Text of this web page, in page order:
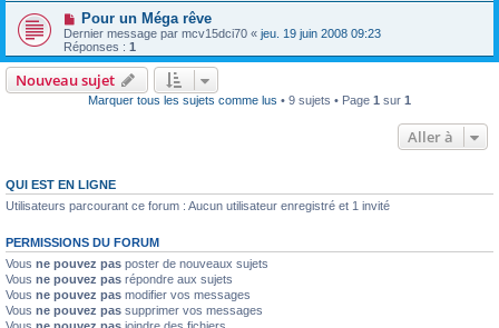
Pour un Méga rêve
Dernier message par mcv15dci70 « jeu. 19 juin 2008 09:23
Réponses : 1
Nouveau sujet
Marquer tous les sujets comme lus • 9 sujets • Page 1 sur 1
Aller à
QUI EST EN LIGNE
Utilisateurs parcourant ce forum : Aucun utilisateur enregistré et 1 invité
PERMISSIONS DU FORUM
Vous ne pouvez pas poster de nouveaux sujets
Vous ne pouvez pas répondre aux sujets
Vous ne pouvez pas modifier vos messages
Vous ne pouvez pas supprimer vos messages